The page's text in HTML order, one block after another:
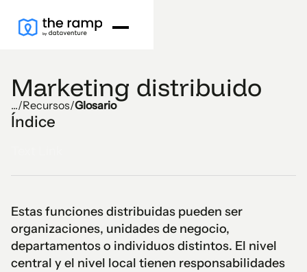
Marketing distribuido
.../Recursos/Glosario
Índice
Estas funciones distribuidas pueden ser
organizaciones, unidades de negocio,
departamentos o individuos distintos. El nivel
central y el nivel local tienen responsabilidades